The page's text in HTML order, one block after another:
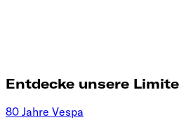
Entdecke unsere
80 Jahre Vespa